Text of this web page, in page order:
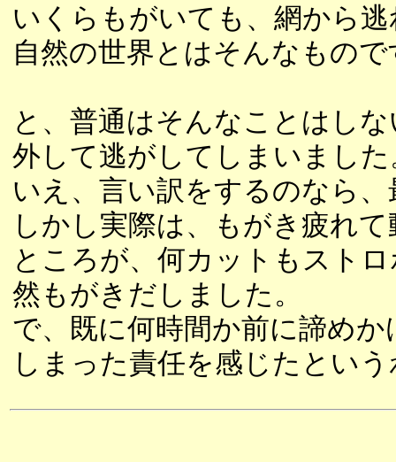
いくらもがいても、網から
自然の世界とはそんなもので
と、普通はそんなことはし
外して逃がしてしまいました
いえ、言い訳をするのなら
しかし実際は、もがき疲れ
ところが、何カットもスト
然もがきだしました。
で、既に何時間か前に諦め
しまった責任を感じたとい